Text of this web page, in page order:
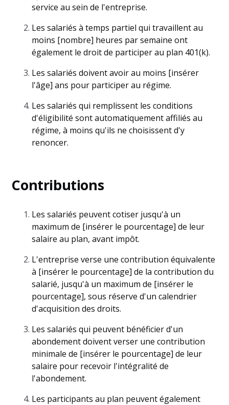
service au sein de l'entreprise.
Les salariés à temps partiel qui travaillent au
moins [nombre] heures par semaine ont
également le droit de participer au plan 401(k).
Les salariés doivent avoir au moins [insérer
l'âge] ans pour participer au régime.
Les salariés qui remplissent les conditions
d'éligibilité sont automatiquement affiliés au
régime, à moins qu'ils ne choisissent d'y
renoncer.
Contributions
Les salariés peuvent cotiser jusqu'à un
maximum de [insérer le pourcentage] de leur
salaire au plan, avant impôt.
L'entreprise verse une contribution équivalente
à [insérer le pourcentage] de la contribution du
salarié, jusqu'à un maximum de [insérer le
pourcentage], sous réserve d'un calendrier
d'acquisition des droits.
Les salariés qui peuvent bénéficier d'un
abondement doivent verser une contribution
minimale de [insérer le pourcentage] de leur
salaire pour recevoir l'intégralité de
l'abondement.
Les participants au plan peuvent également